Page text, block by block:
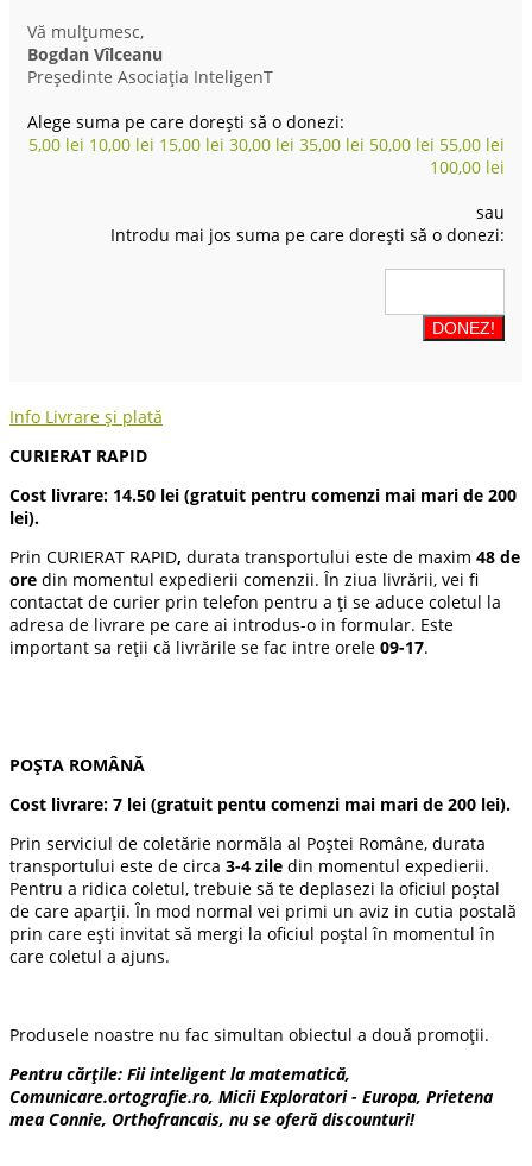
Vă mulțumesc,
Bogdan Vîlceanu
Președinte Asociația InteligenT
Alege suma pe care dorești să o donezi:
5,00 lei 10,00 lei 15,00 lei 30,00 lei 35,00 lei 50,00 lei 55,00 lei
100,00 lei
sau
Introdu mai jos suma pe care dorești să o donezi:
Info Livrare și plată
CURIERAT RAPID
Cost livrare: 14.50 lei (gratuit pentru comenzi mai mari de 200
lei).
Prin CURIERAT RAPID, durata transportului este de maxim 48 de
ore din momentul expedierii comenzii. În ziua livrării, vei fi
contactat de curier prin telefon pentru a ți se aduce coletul la
adresa de livrare pe care ai introdus-o in formular. Este
important sa reții că livrările se fac intre orele 09-17.
POȘTA ROMÂNĂ
Cost livrare: 7 lei (gratuit pentu comenzi mai mari de 200 lei).
Prin serviciul de coletărie normăla al Poștei Române, durata
transportului este de circa 3-4 zile din momentul expedierii.
Pentru a ridica coletul, trebuie să te deplasezi la oficiul poștal
de care aparții. În mod normal vei primi un aviz in cutia postală
prin care ești invitat să mergi la oficiul poștal în momentul în
care coletul a ajuns.
Produsele noastre nu fac simultan obiectul a două promoții.
Pentru cărțile: Fii inteligent la matematică,
Comunicare.ortografie.ro, Micii Exploratori - Europa, Prietena
mea Connie, Orthofrancais, nu se oferă discounturi!